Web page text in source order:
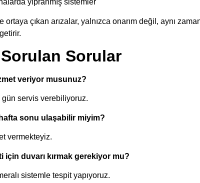
yıpranmış sistemler
ortaya çıkan arızalar, yalnızca onarım değil, aynı
Sorulan Sorular
veriyor musunuz?
gün servis verebiliyoruz.
sonu ulaşabilir miyim?
vermekteyiz.
için duvarı kırmak gerekiyor mu?
sistemle tespit yapıyoruz.